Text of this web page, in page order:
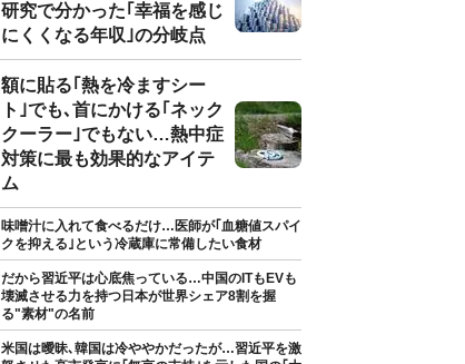
研究で分かった｢幸福を感じ
にくくなる年収｣の分岐点
額に貼る｢熱を冷ますシー
ト｣でも､首にかける｢ネック
クーラー｣でもない…熱中症
対策に最も効果的なアイテ
ム
味噌汁に入れて食べるだけ…医師が｢血糖値スパイ
クを抑える｣という冷蔵庫に常備したい食材
だから習近平は心底焦っている…中国のITもEVも
壊滅させる力を持つ日本が世界シェア8割を握
る"素材"の名前
米国は曖昧､韓国は冷ややかだったが…習近平を激